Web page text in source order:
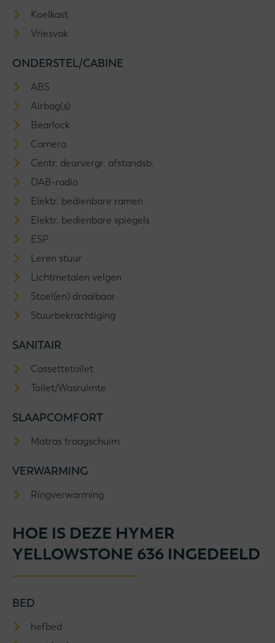
Koelkast
Vriesvak
ONDERSTEL/CABINE
ABS
Airbag(s)
Bearlock
Camera
Centr. deurvergr. afstandsb.
DAB-radio
Elektr. bedienbare ramen
Elektr. bedienbare spiegels
ESP
Leren stuur
Lichtmetalen velgen
Stoel(en) draaibaar
Stuurbekrachtiging
SANITAIR
Cassettetoilet
Toilet/Wasruimte
SLAAPCOMFORT
Matras traagschuim
VERWARMING
Ringverwarming
HOE IS DEZE HYMER
YELLOWSTONE 636 INGEDEELD
BED
hefbed